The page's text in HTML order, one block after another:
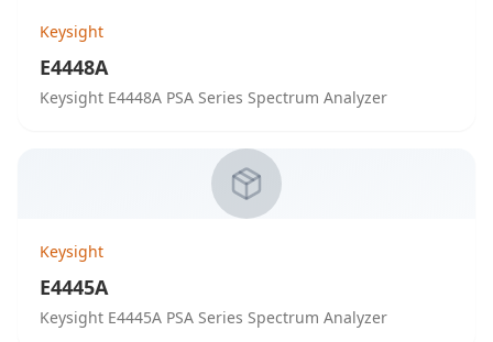
Keysight
E4448A
Keysight E4448A PSA Series Spectrum Analyzer
Keysight
E4445A
Keysight E4445A PSA Series Spectrum Analyzer